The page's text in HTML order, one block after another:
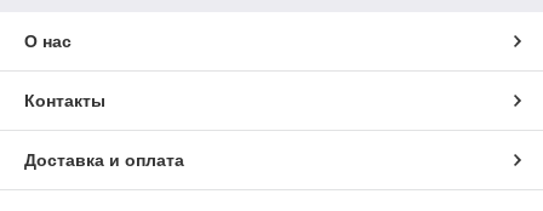
О нас
Контакты
Доставка и оплата